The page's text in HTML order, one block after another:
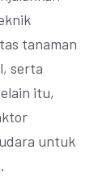
tanaman
serta
itu,
untuk